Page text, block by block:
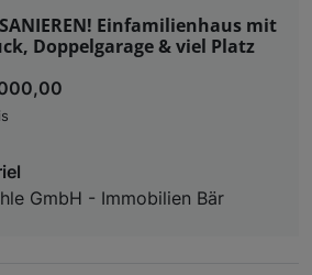
SANIEREN! Einfamilienhaus mit
Doppelgarage & viel Platz
GmbH - Immobilien Bär